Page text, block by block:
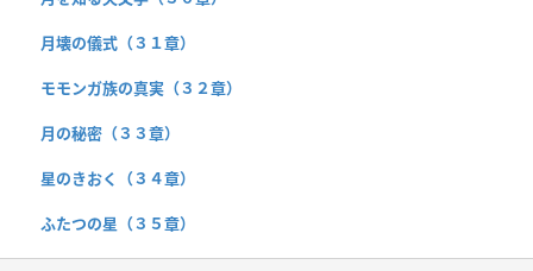
月壊の儀式（３１章）
モモンガ族の真実（３２章）
月の秘密（３３章）
星のきおく（３４章）
ふたつの星（３５章）